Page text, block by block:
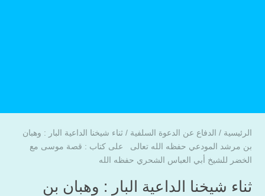
الرئيسية / الدفاع عن الدعوة السلفية / ثناء شيخنا الداعية البار : وهبان
بن مرشد المودعي حفظه الله تعالى على كتاب : قصة موسى مع
الخضر للشيخ أبي العباس الشحري حفظه الله
ثناء شيخنا الداعية البار : وهبان بن